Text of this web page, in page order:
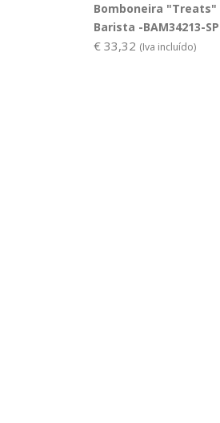
Bomboneira "Treats"
Barista -BAM34213-SP
€ 33,32 (Iva incluído)